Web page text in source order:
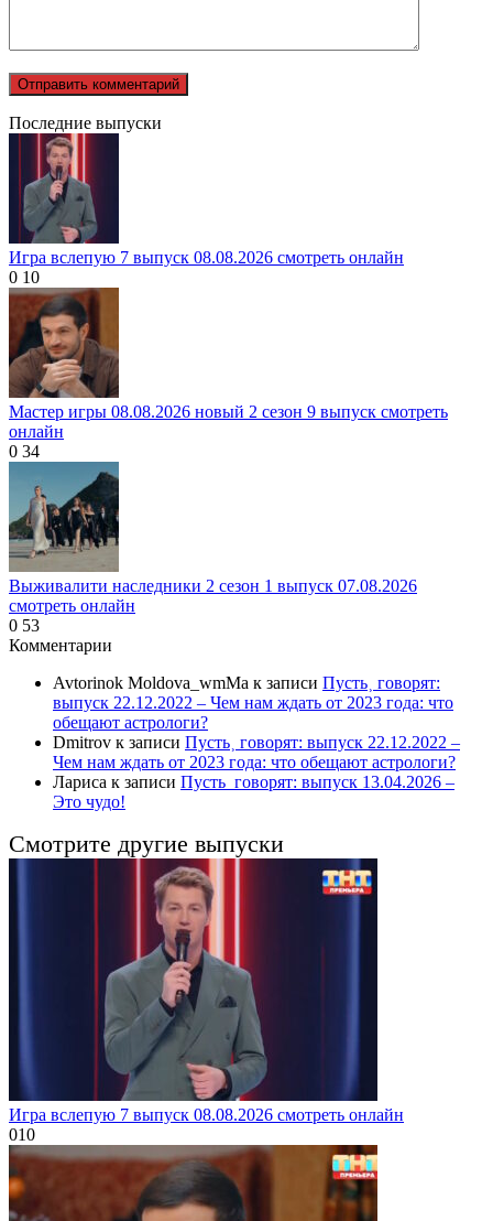
Последние выпуски
Игра вслепую 7 выпуск 08.08.2026 смотреть онлайн
0 10
Мастер игры 08.08.2026 новый 2 сезон 9 выпуск смотреть
онлайн
0 34
Выживалити наследники 2 сезон 1 выпуск 07.08.2026
смотреть онлайн
0 53
Комментарии
Avtorinok Moldova_wmMa к записи Пусть˲ говорят:
выпуск 22.12.2022 – Чем нам ждать от 2023 года: что
обещают астрологи?
Dmitrov к записи Пусть˲ говорят: выпуск 22.12.2022 –
Чем нам ждать от 2023 года: что обещают астрологи?
Лариса к записи Пусть_говорят: выпуск 13.04.2026 –
Это чудо!
Смотрите другие выпуски
Игра вслепую 7 выпуск 08.08.2026 смотреть онлайн
010